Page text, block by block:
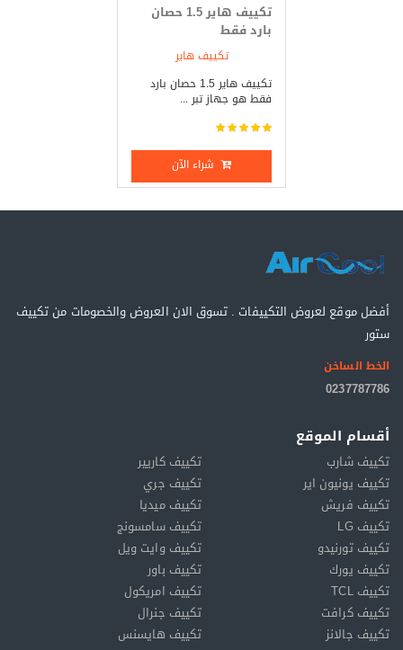
تكييف هاير 1.5 حصان
بارد فقط
تكييف هاير
تكييف هاير 1.5 حصان بارد
فقط هو جهاز تبر ...
شراء الآن
أفضل موقع لعروض التكييفات . تسوق الان العروض والخصومات من تكييف
ستور
الخط الساخن
0237787786
أقسام الموقع
تكييف شارب
تكييف كاريير
تكييف يونيون اير
تكييف جري
تكييف فريش
تكييف ميديا
تكييف LG
تكييف سامسونج
تكييف تورنيدو
تكييف وايت ويل
تكييف يورك
تكييف باور
تكييف TCL
تكييف امريكول
تكييف كرافت
تكييف جنرال
تكييف جالانز
تكييف هايسنس